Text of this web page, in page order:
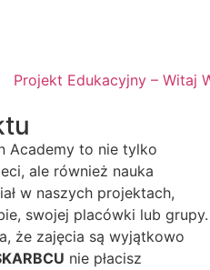
Academy to nie tylko
ale również nauka
w naszych projektach,
swojej placówki lub grupy.
że zajęcia są wyjątkowo
nie płacisz